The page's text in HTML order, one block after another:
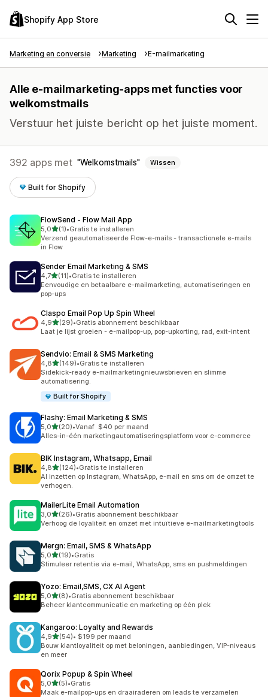
Shopify App Store
Marketing en conversie Marketing E-mailmarketing
Alle e-mailmarketing-apps met functies voor
welkomstmails
Verstuur het juiste bericht op het juiste moment.
392 apps met Welkomstmails Wissen
Built for Shopify
FlowSend ‑ Flow Mail App
5,0van 5 sterren
(1)
1 recensies in totaal
•Gratis te installeren
Verzend geautomatiseerde Flow-e-mails - transactionele e-mails
in Flow
Sender Email Marketing & SMS
4,7van 5 sterren
(11)
11 recensies in totaal
•Gratis te installeren
Eenvoudige en betaalbare e-mailmarketing, automatiseringen en
pop-ups
Claspo Email Pop Up Spin Wheel
4,9van 5 sterren
(29)
29 recensies in totaal
•Gratis abonnement beschikbaar
Laat je lijst groeien - e-mailpop-up, pop-upkorting, rad, exit-intent
Sendvio: Email & SMS Marketing
4,8van 5 sterren
(149)
149 recensies in totaal
•Gratis te installeren
Sidekick-ready e-mailmarketingnieuwsbrieven en slimme
automatisering.
Built for Shopify
Flashy: Email Marketing & SMS
5,0van 5 sterren
(20)
20 recensies in totaal
•Vanaf $40 per maand
Alles-in-één marketingautomatiseringsplatform voor e-commerce
BIK Instagram, Whatsapp, Email
4,8van 5 sterren
(124)
124 recensies in totaal
•Gratis te installeren
AI inzetten op Instagram, WhatsApp, e-mail en sms om de omzet te
verhogen.
MailerLite Email Automation
3,0van 5 sterren
(26)
26 recensies in totaal
•Gratis abonnement beschikbaar
Verhoog de loyaliteit en omzet met intuïtieve e-mailmarketingtools
Mergn: Email, SMS & WhatsApp
5,0van 5 sterren
(19)
19 recensies in totaal
•Gratis
Stimuleer retentie via e-mail, WhatsApp, sms en pushmeldingen
Yozo: Email,SMS, CX AI Agent
5,0van 5 sterren
(8)
8 recensies in totaal
•Gratis abonnement beschikbaar
Beheer klantcommunicatie en marketing op één plek
Kangaroo: Loyalty and Rewards
4,9van 5 sterren
(54)
54 recensies in totaal
• $199 per maand
Bouw klantloyaliteit op met beloningen, aanbiedingen, VIP-niveaus
en meer
Qorix Popup & Spin Wheel
5,0van 5 sterren
(5)
5 recensies in totaal
•Gratis
Maak e-mailpop-ups en draairaderen om leads te verzamelen